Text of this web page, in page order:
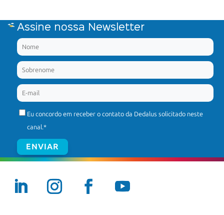
Assine nossa Newsletter
Eu concordo em receber o contato da Dedalus solicitado neste
canal.*